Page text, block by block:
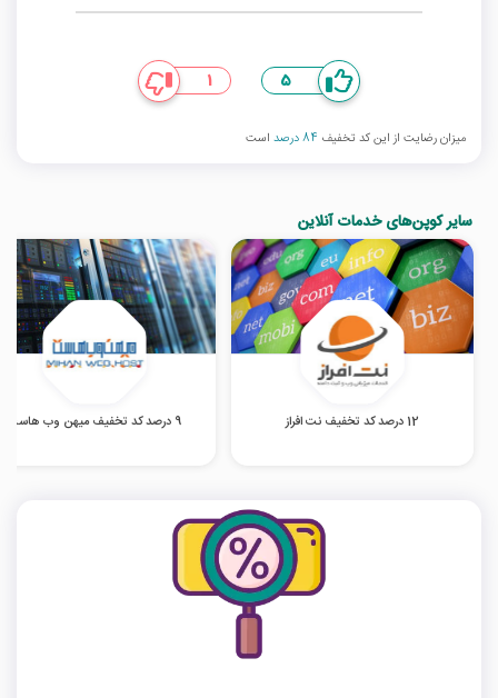
5
1
میزان رضایت از این کد تخفیف 84 درصد است
سایر کوپن‌های خدمات آنلاین
12 درصد کد تخفیف نت افراز 9 درصد کد تخفیف میهن وب هاست